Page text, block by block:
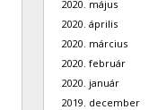
2020. május
2020. április
2020. március
2020. február
2020. január
2019. december